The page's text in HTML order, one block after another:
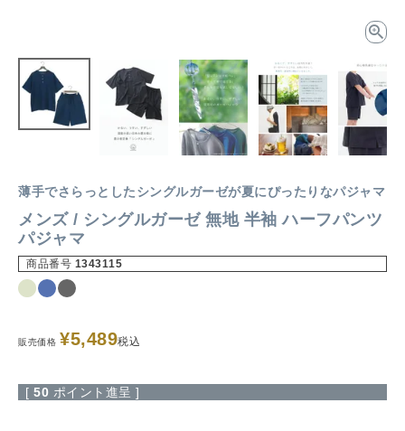
薄手でさらっとしたシングルガーゼが夏にぴったりなパジャマ
メンズ / シングルガーゼ 無地 半袖 ハーフパンツ
パジャマ
商品番号 1343115
販売価格 ¥5,489税込
[ 50 ポイント進呈 ]